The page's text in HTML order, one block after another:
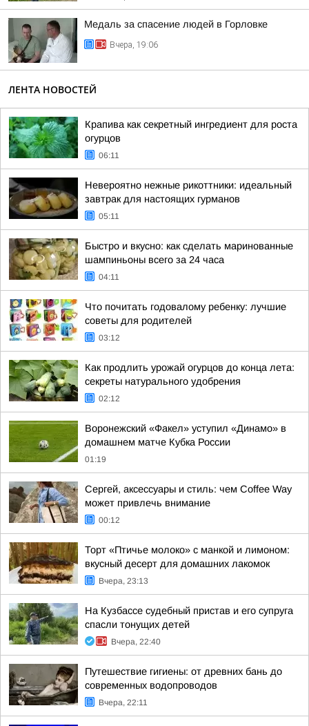
Медаль за спасение людей в Горловке
Вчера, 19:06
ЛЕНТА НОВОСТЕЙ
Крапива как секретный ингредиент для роста
огурцов
06:11
Невероятно нежные рикоттники: идеальный
завтрак для настоящих гурманов
05:11
Быстро и вкусно: как сделать маринованные
шампиньоны всего за 24 часа
04:11
Что почитать годовалому ребенку: лучшие
советы для родителей
03:12
Как продлить урожай огурцов до конца лета:
секреты натурального удобрения
02:12
Воронежский «Факел» уступил «Динамо» в
домашнем матче Кубка России
01:19
Сергей, аксессуары и стиль: чем Coffee Way
может привлечь внимание
00:12
Торт «Птичье молоко» с манкой и лимоном:
вкусный десерт для домашних лакомок
Вчера, 23:13
На Кузбассе судебный пристав и его супруга
спасли тонущих детей
Вчера, 22:40
Путешествие гигиены: от древних бань до
современных водопроводов
Вчера, 22:11